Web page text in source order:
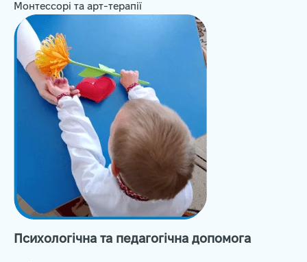
Монтессорі та арт-терапії
Психологічна та педагогічна допомога